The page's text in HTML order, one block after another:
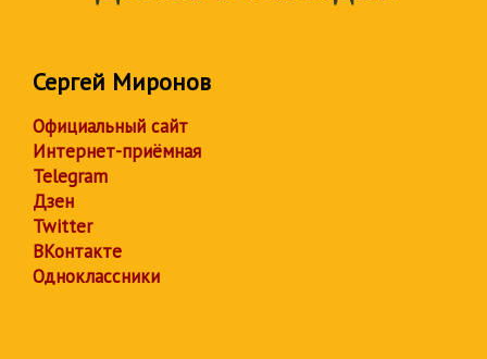
Сергей Миронов
Официальный сайт
Интернет-приёмная
Telegram
Дзен
Twitter
ВКонтакте
Одноклассники